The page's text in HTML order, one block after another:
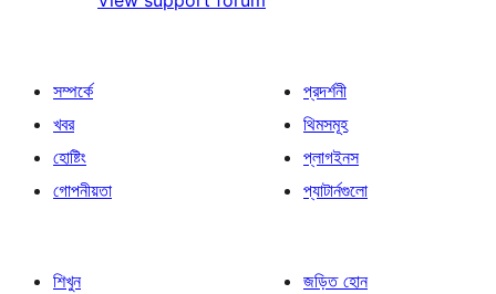
সম্পর্কে
খবর
হোষ্টিং
গোপনীয়তা
প্রদর্শনী
থিমসমূহ
প্লাগইনস
প্যাটার্নগুলো
শিখুন
জড়িত হোন